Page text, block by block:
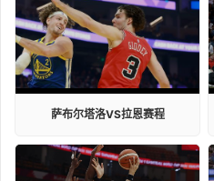
萨布尔塔洛VS拉恩赛程